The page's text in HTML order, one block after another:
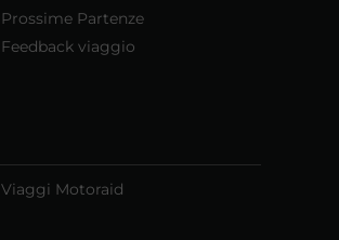
Prossime Partenze
Feedback viaggio
Viaggi Motoraid